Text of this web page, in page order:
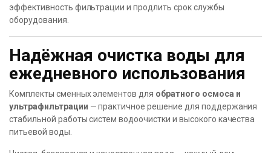
эффективность фильтрации и продлить срок службы
оборудования.
Надёжная очистка воды для
ежедневного использования
Комплекты сменных элементов для обратного осмоса и
ультрафильтрации — практичное решение для поддержания
стабильной работы систем водоочистки и высокого качества
питьевой воды.